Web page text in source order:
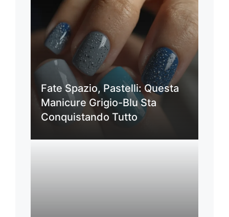
Fate Spazio, Pastelli: Questa
Manicure Grigio-Blu Sta
Conquistando Tutto